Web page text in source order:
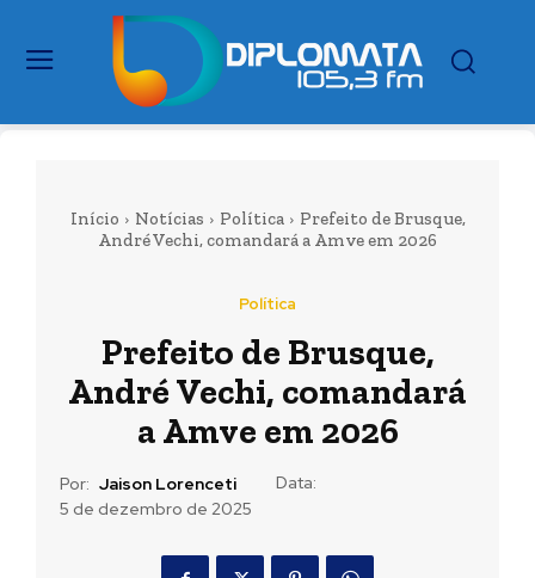
Início Notícias Política
Prefeito de Brusque,
André Vechi, comandará a Amve em 2026
Política
Prefeito de Brusque,
André Vechi, comandará
a Amve em 2026
Por: Jaison Lorenceti
Data:
5 de dezembro de 2025